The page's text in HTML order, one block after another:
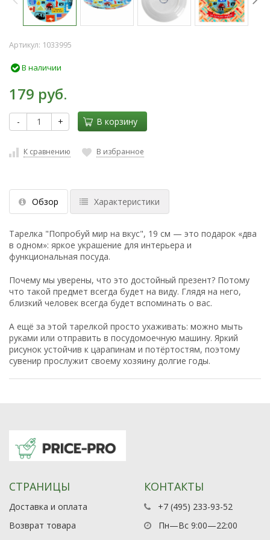
Артикул: 1033995
В наличии
179 руб.
- + В корзину
К сравнению В избранное
Обзор Характеристики
Тарелка "Попробуй мир на вкус", 19 см — это подарок «два
в одном»: яркое украшение для интерьера и
функциональная посуда.
Почему мы уверены, что это достойный презент? Потому
что такой предмет всегда будет на виду. Глядя на него,
близкий человек всегда будет вспоминать о вас.
А ещё за этой тарелкой просто ухаживать: можно мыть
руками или отправить в посудомоечную машину. Яркий
рисунок устойчив к царапинам и потёртостям, поэтому
сувенир прослужит своему хозяину долгие годы.
СТРАНИЦЫ
Доставка и оплата
Возврат товара
КОНТАКТЫ
+7 (495) 233-93-52
Пн—Вс 9:00—22:00